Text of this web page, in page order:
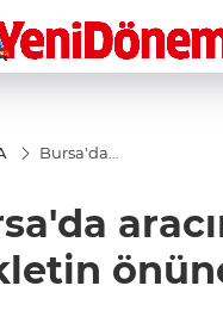
Bursa'da
önüne kırdı